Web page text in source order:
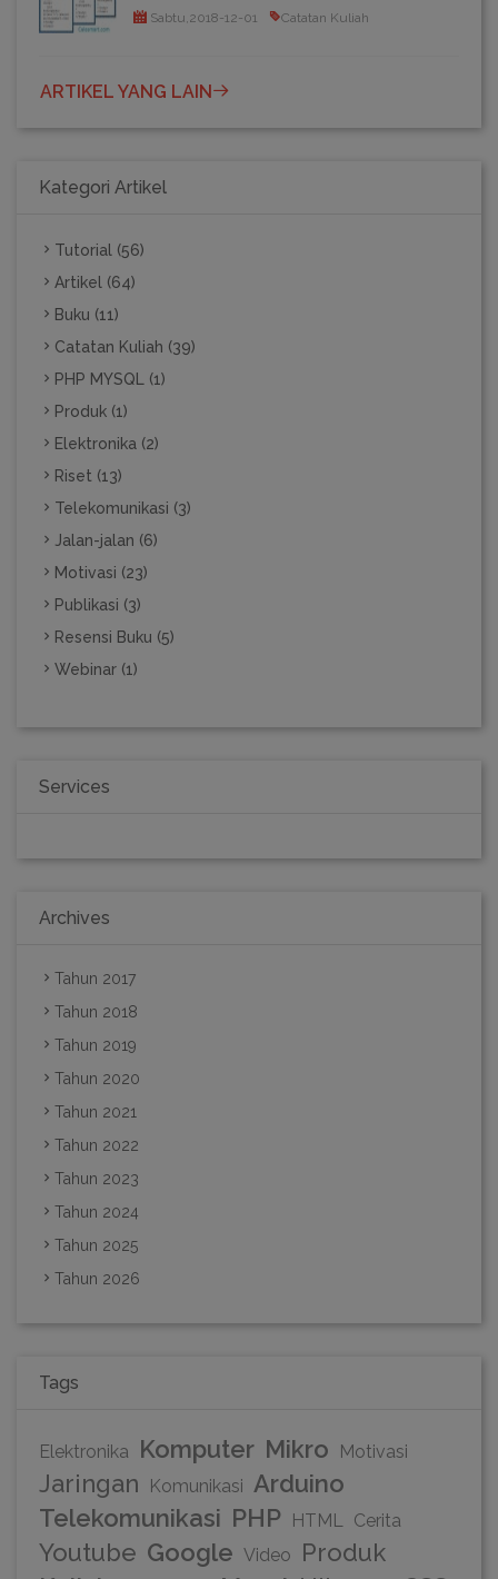
Sabtu,2018-12-01 Catatan Kuliah
ARTIKEL YANG LAIN
Kategori Artikel
Tutorial (56)
Artikel (64)
Buku (11)
Catatan Kuliah (39)
PHP MYSQL (1)
Produk (1)
Elektronika (2)
Riset (13)
Telekomunikasi (3)
Jalan-jalan (6)
Motivasi (23)
Publikasi (3)
Resensi Buku (5)
Webinar (1)
Services
Archives
Tahun 2017
Tahun 2018
Tahun 2019
Tahun 2020
Tahun 2021
Tahun 2022
Tahun 2023
Tahun 2024
Tahun 2025
Tahun 2026
Tags
Elektronika Komputer Mikro Motivasi
Jaringan Komunikasi Arduino
Telekomunikasi PHP HTML Cerita
Youtube Google Video
Produk